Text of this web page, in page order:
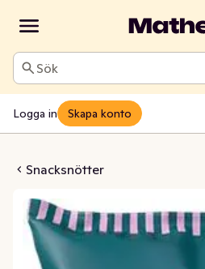
Sök
Logga in Skapa konto
Snacksnötter
Nötmix